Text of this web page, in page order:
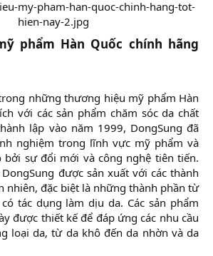
phẩm Hàn Quốc chính hãng
những thương hiệu mỹ phẩm Hàn
với các sản phẩm chăm sóc da chất
lập vào năm 1999, DongSung đã
nghiệm trong lĩnh vực mỹ phẩm và
bởi sự đổi mới và công nghệ tiên tiến.
DongSung được sản xuất với các thành
nhiên, đặc biệt là những thành phần từ
tác dụng làm dịu da. Các sản phẩm
được thiết kế để đáp ứng các nhu cầu
loại da, từ da khô đến da nhờn và da